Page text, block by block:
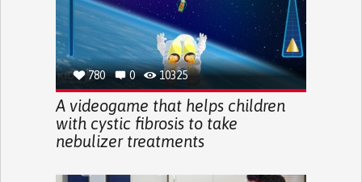
780 0 10325
A videogame that helps children
with cystic fibrosis to take
nebulizer treatments